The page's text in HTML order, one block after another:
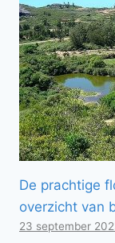
De prachtige
overzicht van
23 september